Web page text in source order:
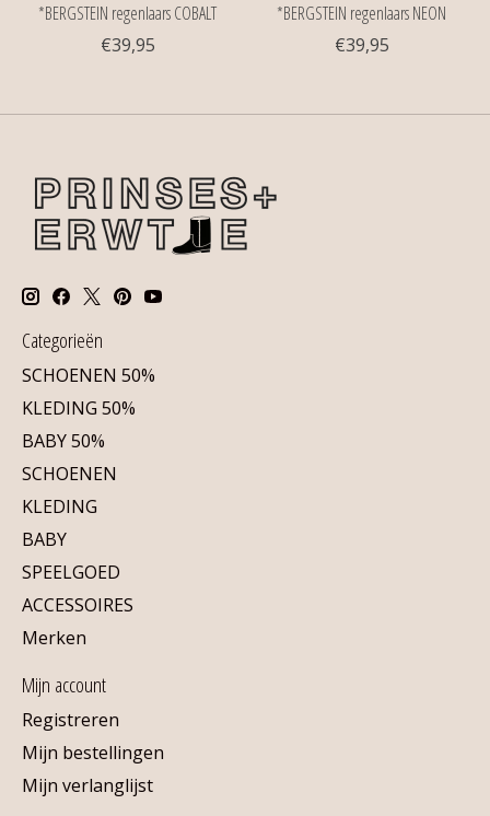
*BERGSTEIN regenlaars COBALT
€39,95
*BERGSTEIN regenlaars NEON
€39,95
Categorieën
SCHOENEN 50%
KLEDING 50%
BABY 50%
SCHOENEN
KLEDING
BABY
SPEELGOED
ACCESSOIRES
Merken
Mijn account
Registreren
Mijn bestellingen
Mijn verlanglijst